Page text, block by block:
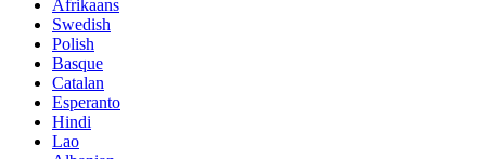
Afrikaans
Swedish
Polish
Basque
Catalan
Esperanto
Hindi
Lao